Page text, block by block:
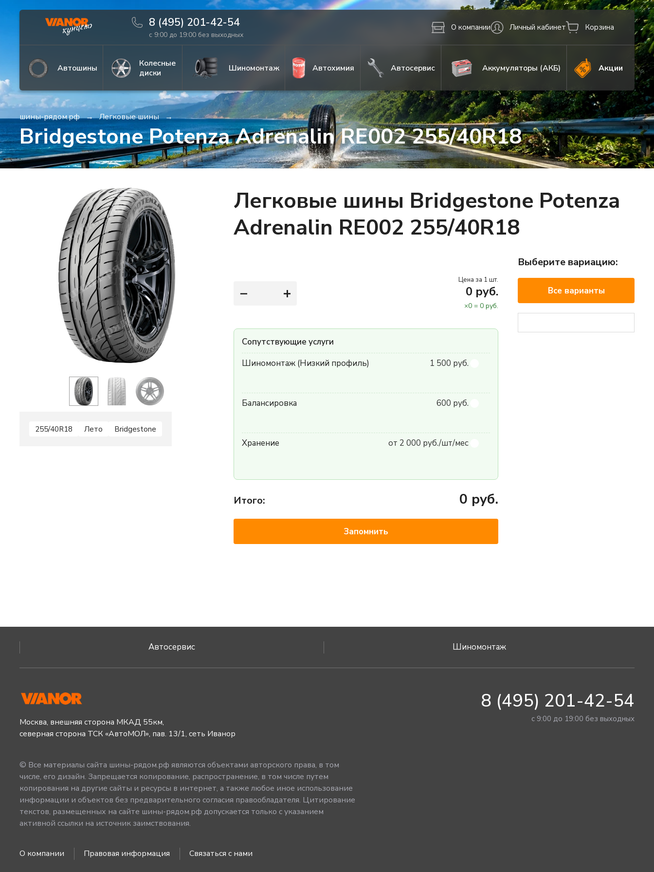
8 (495) 201-42-54
с 9:00 до 19:00 без выходных
О компании Личный кабинет Корзина
Автошины
Колесные
диски
Шиномонтаж Автохимия Автосервис Аккумуляторы (АКБ) Акции
шины-рядом.рф Легковые шины
Bridgestone Potenza Adrenalin RE002 255/40R18
255/40R18 Лето Bridgestone
Легковые шины Bridgestone Potenza
Adrenalin RE002 255/40R18
− +
Цена за 1 шт.
0 руб.
×0 = 0 руб.
Сопутствующие услуги
Шиномонтаж (Низкий профиль)
1 500 руб.
Балансировка 600 руб.
Хранение от 2 000 руб./шт/мес
Итого: 0 руб.
Запомнить
Выберите вариацию:
Все варианты
Автосервис Шиномонтаж
Москва, внешняя сторона МКАД 55км,
северная сторона ТСК «АвтоМОЛ», пав. 13/1, сеть Иванор
8 (495) 201-42-54
с 9:00 до 19:00 без выходных
© Все материалы сайта шины-рядом.рф являются объектами авторского права, в том
числе, его дизайн. Запрещается копирование, распространение, в том числе путем
копирования на другие сайты и ресурсы в интернет, а также любое иное использование
информации и объектов без предварительного согласия правообладателя. Цитирование
текстов, размещенных на сайте шины-рядом.рф допускается только с указанием
активной ссылки на источник заимствования.
О компании Правовая информация Связаться с нами
Информация Фото товара